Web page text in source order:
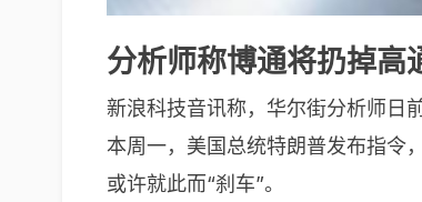
分析师称博通将扔掉
新浪科技音讯称，华尔街分析师日
本周一，美国总统特朗普发布指令
或许就此而“刹车”。